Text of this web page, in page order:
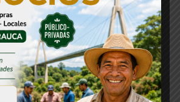
de Arauca ha gestionado
mil millones para atender
invernal